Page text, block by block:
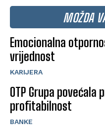
MOŽDA
Emocionalna
vrijednost
KARIJERA
OTP Grupa povećala
profitabilnost
BANKE